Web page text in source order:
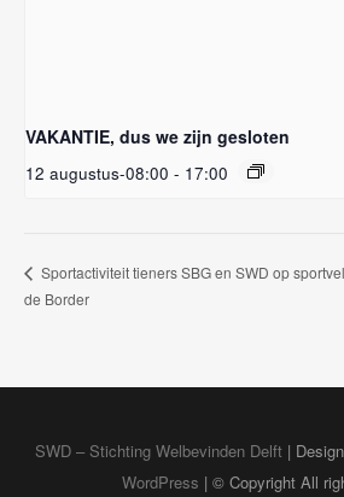
VAKANTIE, dus we zijn gesloten
12 augustus-08:00 - 17:00
Sportactiviteit tieners SBG en SWD op
de Border
SWD – Stichting Welbevinden Delft|
WordPress | © Copyright All